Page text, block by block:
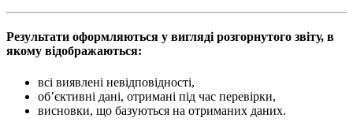
Результати оформляються у вигляді розгорнутого звіту, в
якому відображаються:
всі виявлені невідповідності,
об’єктивні дані, отримані під час перевірки,
висновки, що базуються на отриманих даних.